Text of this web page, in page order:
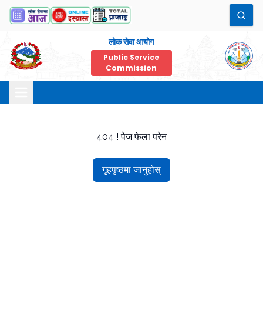
लोक सेवा आयोग
Public Service
Commission
404 ! पेज फेला परेन
गृहपृष्ठमा जानुहोस्